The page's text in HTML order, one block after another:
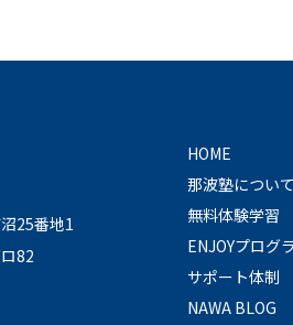
25番地1
82
HOME
那波塾について
無料体験学習
ENJOYプログ
サポート体制
NAWA BLOG